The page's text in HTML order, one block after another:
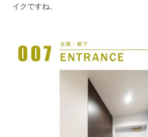
イクですね。